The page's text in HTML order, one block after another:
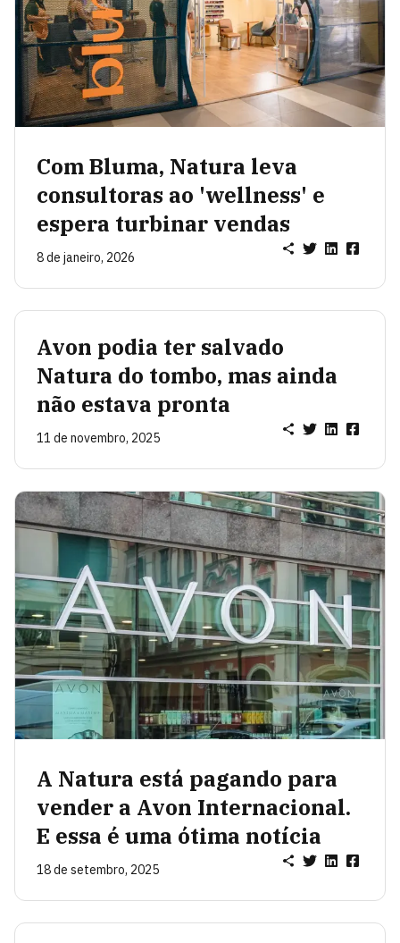
Com Bluma, Natura leva
consultoras ao 'wellness' e
espera turbinar vendas
8 de janeiro, 2026
Avon podia ter salvado
Natura do tombo, mas ainda
não estava pronta
11 de novembro, 2025
A Natura está pagando para
vender a Avon Internacional.
E essa é uma ótima notícia
18 de setembro, 2025